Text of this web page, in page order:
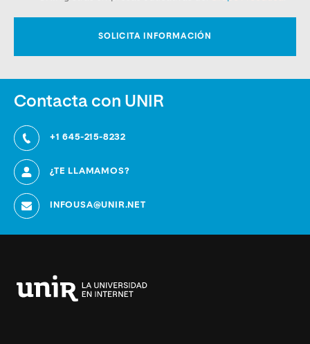
Contacta con UNIR
+1 645-215-8232
¿TE LLAMAMOS?
INFOUSA@UNIR.NET